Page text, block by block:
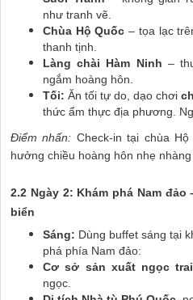
như tranh vẽ.
Chùa Hộ Quốc – tọa lạc
thanh tịnh.
Làng chài Hàm Ninh –
ngắm hoàng hôn.
Tối: Ăn tối tự do, dạo chơi
thức ẩm thực địa phương.
Điểm nhấn: Check-in tại chùa
hưởng chiều hoàng hôn nhẹ
2.2 Ngày 2: Khám phá Nam
biển
Sáng: Dùng buffet sáng tại
phá phía Nam đảo:
Cơ sở sản xuất ngọc trai
ngọc.